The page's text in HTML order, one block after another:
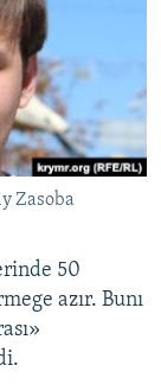
Zasoba
50
azır. Bunı